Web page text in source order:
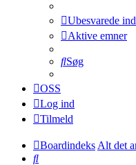
Ubesvarede
Aktive emner
Søg
OSS
Log ind
Tilmeld
BoardindeksAlt det
Søg